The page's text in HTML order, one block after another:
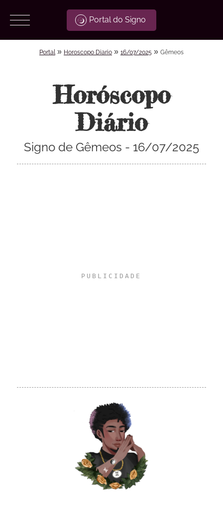
Portal do Signo
Portal » Horoscopo Diario » 16/07/2025 » Gêmeos
Horóscopo
Diário
Signo de Gêmeos - 16/07/2025